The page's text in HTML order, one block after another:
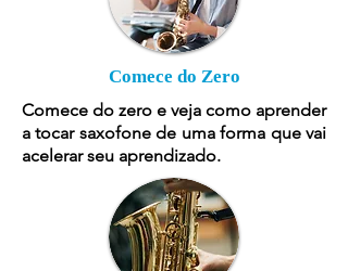
Comece do Zero
Comece do zero e veja como aprender
a tocar saxofone de uma forma que vai
acelerar seu aprendizado.